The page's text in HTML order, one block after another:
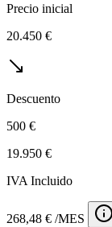
Precio inicial
20.450 €
Descuento
500 €
19.950 €
IVA Incluido
268,48 € /MES